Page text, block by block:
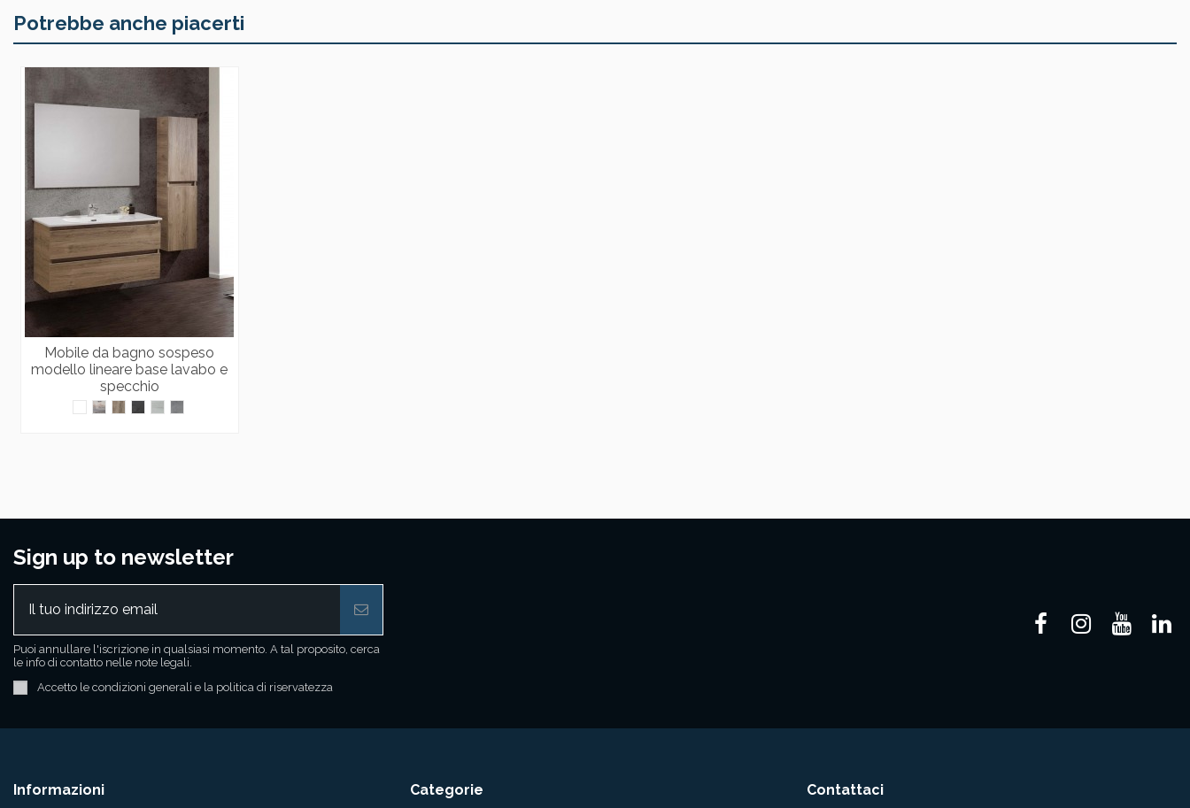
Potrebbe anche piacerti
Mobile da bagno sospeso
modello lineare base lavabo e
specchio
Sign up to newsletter
Puoi annullare l'iscrizione in qualsiasi momento. A tal proposito, cerca
le info di contatto nelle note legali.
Accetto le condizioni generali e la politica di riservatezza
Informazioni Categorie Contattaci